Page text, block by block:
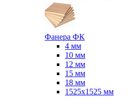
Фанера ФК
4 мм
10 мм
12 мм
15 мм
18 мм
1525х1525 мм